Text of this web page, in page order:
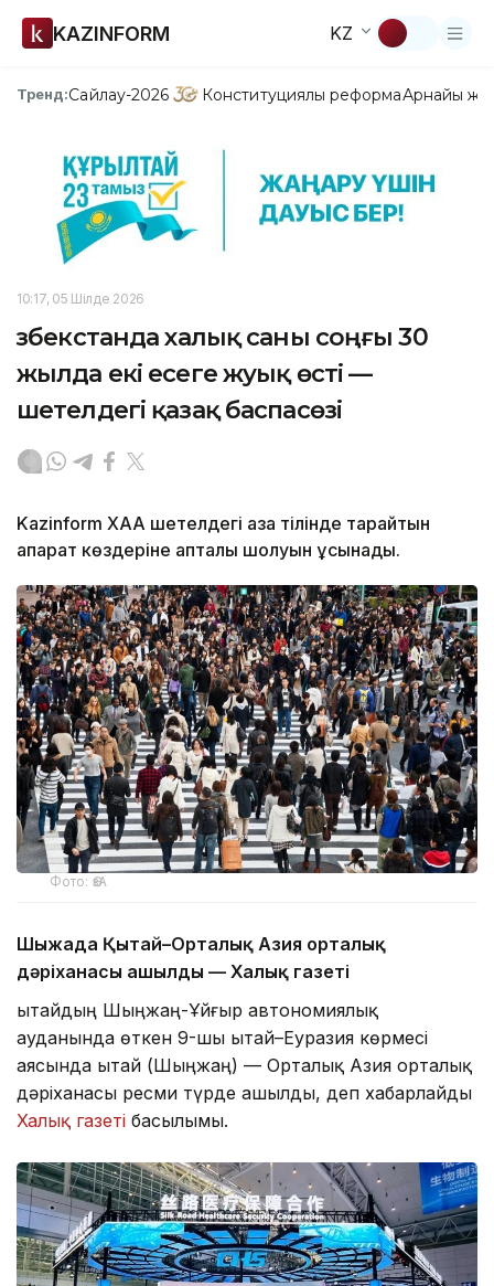
KAZINFORM KZ
Тренд:Сайлау-2026 Конституциялық реформаАрнайы
10:17, 05 Шілде 2026
Өзбекстанда халық саны соңғы 30
жылда екі есеге жуық өсті —
шетелдегі қазақ баспасөзі
Kazinform ХАА шетелдегі қазақ тілінде тарайтын
ақпарат көздеріне апталық шолуын ұсынады.
Фото: ӨзА
Шыңжаңда Қытай–Орталық Азия орталық
дәріханасы ашылды — Халық газеті
Қытайдың Шыңжаң-Ұйғыр автономиялық
ауданында өткен 9-шы Қытай–Еуразия көрмесі
аясында Қытай (Шыңжаң) — Орталық Азия орталық
дәріханасы ресми түрде ашылды, деп хабарлайды
Халық газеті басылымы.